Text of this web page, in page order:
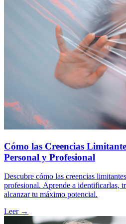
Cómo las Creencias
Personal y Profesional
Descubre cómo las creencias
profesional. Aprende a identificarlas,
alcanzar tu máximo potencial.
Leer →